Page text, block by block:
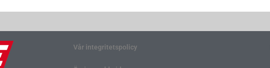
Vår integritetspolicy